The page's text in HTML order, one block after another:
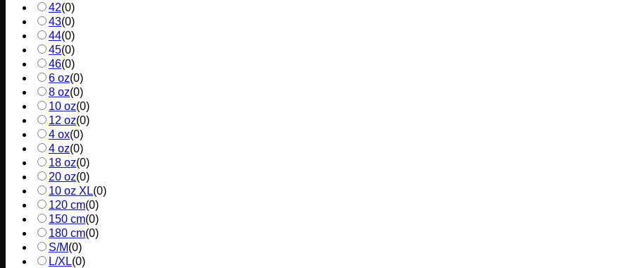
42(0)
43(0)
44(0)
45(0)
46(0)
6 oz(0)
8 oz(0)
10 oz(0)
12 oz(0)
4 ox(0)
4 oz(0)
18 oz(0)
20 oz(0)
10 oz XL(0)
120 cm(0)
150 cm(0)
180 cm(0)
S/M(0)
L/XL(0)